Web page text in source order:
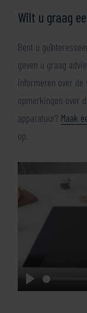
Wilt u graag
Bent u
geven u graag
informeren over de
opmerkingen over
apparatuur? Maak
op.
Play